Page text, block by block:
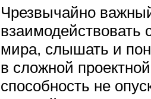
Чрезвычайно
мира, слышать и
в сложной
способность не